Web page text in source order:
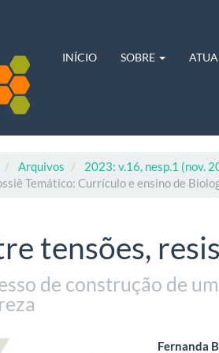
INÍCIO SOBRE
Arquivos
2023: v.16, nesp.1 (nov.
Temático: Currículo e ensino de
tensões,
de construção de
Fernanda